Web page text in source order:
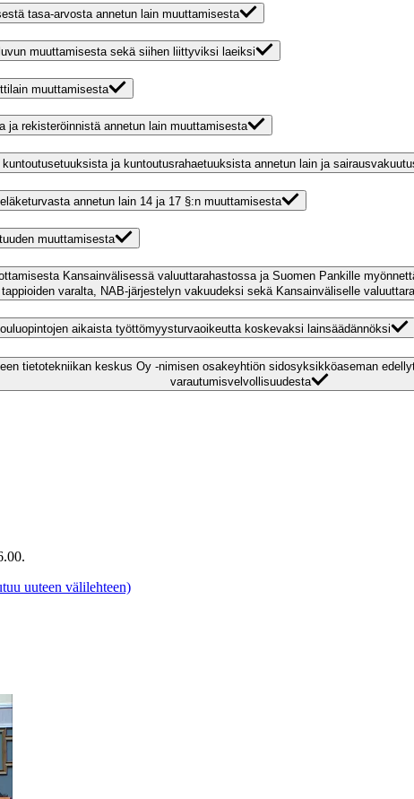
tasa-arvosta annetun lain muuttamisesta
muuttamisesta sekä siihen liittyviksi laeiksi
muuttamisesta
ja rekisteröinnistä annetun lain muuttamisesta
ja kuntoutusrahaetuuksista annetun lain ja
annetun lain 14 ja 17 §:n muuttamisesta
muuttamisesta
Kansainvälisessä valuuttarahastossa ja Suomen Pankille
varalta, NAB-järjestelyn vakuudeksi sekä Kansainväliselle
aikaista työttömyysturvaoikeutta koskevaksi lainsäädännöksi
tietotekniikan keskus Oy -nimisen osakeyhtiön sidosyksikköaseman
varautumisvelvollisuudesta
uuteen välilehteen)